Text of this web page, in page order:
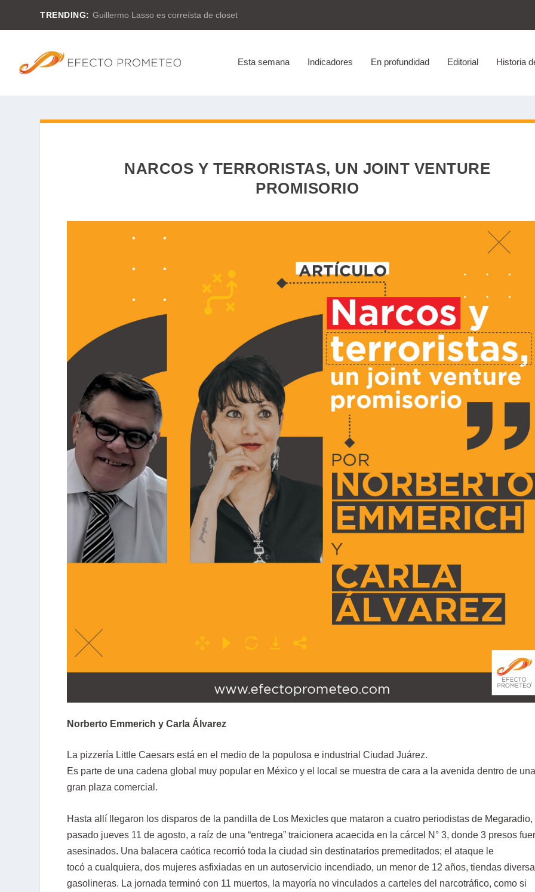
TRENDING: Guillermo Lasso es correísta de closet
Esta semana Indicadores En profundidad Editorial Historia
NARCOS Y TERRORISTAS, UN JOINT VENTURE
PROMISORIO
Norberto Emmerich y Carla Álvarez
La pizzería Little Caesars está en el medio de la populosa e industrial Ciudad Juárez.
Es parte de una cadena global muy popular en México y el local se muestra de cara a la avenida dentro de una
gran plaza comercial.
Hasta allí llegaron los disparos de la pandilla de Los Mexicles que mataron a cuatro periodistas de Megaradio,
pasado jueves 11 de agosto, a raíz de una “entrega” traicionera acaecida en la cárcel N° 3, donde 3 presos
asesinados. Una balacera caótica recorrió toda la ciudad sin destinatarios premeditados; el ataque le
tocó a cualquiera, dos mujeres asfixiadas en un autoservicio incendiado, un menor de 12 años, tiendas
gasolineras. La jornada terminó con 11 muertos, la mayoría no vinculados a carteles del narcotráfico, como si